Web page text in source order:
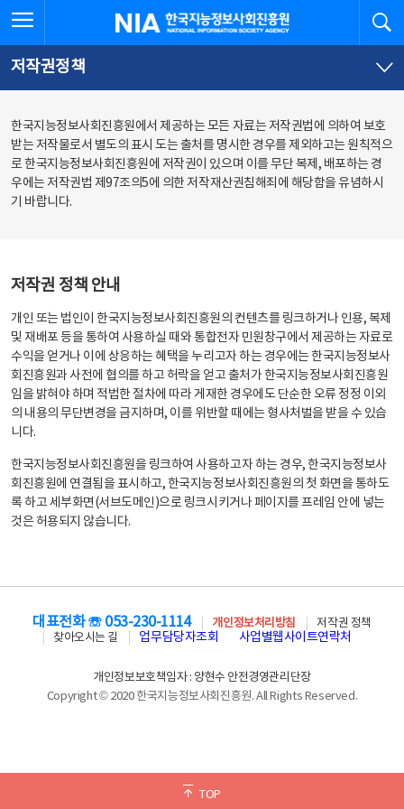
문
로
가
체
뉴
바
가
한국지능정보사회진흥원
저작권정책
한국지능정보사회진흥원에서 제공하는 모든 자료는 저작권법에 의하여 보호
받는 저작물로서 별도의 표시 도는 출처를 명시한 경우를 제외하고는 원칙적으
로 한국지능정보사회진흥원에 저작권이 있으며 이를 무단 복제, 배포하는 경
우에는 저작권법 제97조의5에 의한 저작재산권침해죄에 해당함을 유념하시
기 바랍니다.
저작권 정책 안내
개인 또는 법인이 한국지능정보사회진흥원의 컨텐츠를 링크하거나 인용, 복제
및 재배포 등을 통하여 사용하실 때와 통합전자 민원창구에서 제공하는 자료로
수익을 얻거나 이에 상응하는 혜택을 누리고자 하는 경우에는 한국지능정보사
회진흥원과 사전에 협의를 하고 허락을 얻고 출처가 한국지능정보사회진흥원
임을 밝혀야 하며 적법한 절차에 따라 게재한 경우에도 단순한 오류 정정 이외
의 내용의 무단변경을 금지하며, 이를 위반할 때에는 형사처벌을 받을 수 있습
니다.
한국지능정보사회진흥원을 링크하여 사용하고자 하는 경우, 한국지능정보사
회진흥원에 연결됨을 표시하고, 한국지능정보사회진흥원의 첫 화면을 통하도
록 하고 세부화면(서브도메인)으로 링크시키거나 페이지를 프레임 안에 넣는
것은 허용되지 않습니다.
TOP
대표전화 ☏ 053-230-1114 개인정보처리방침
저작권 정책
찾아오시는 길
업무담당자조회 사업별웹사이트연락처
개인정보보호책임자 : 양현수 안전경영관리단장
Copyright © 2020 한국지능정보사회진흥원. All Rights Reserved.